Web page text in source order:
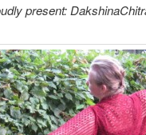
present: